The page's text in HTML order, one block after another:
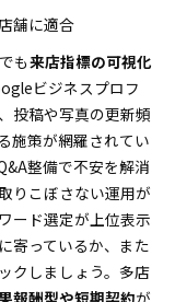
舗に適合
も来店指標の可視化
ビジネスプロフ
、投稿や写真の更新頻
施策が網羅されてい
整備で不安を解消
りこぼさない運用が
ード選定が上位表示
寄っているか、また
クしましょう。多店
報酬型や短期契約が